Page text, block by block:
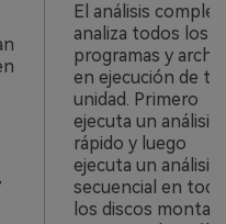
El análisis
analiza todos los
programas y
en ejecución de tu
unidad. Primero
ejecuta un análisis
rápido y luego
ejecuta un análisis
secuencial en
los discos